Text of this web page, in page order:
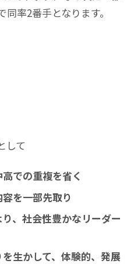
率2番手となります。
して
での重複を省く
を一部先取り
、社会性豊かなリーダー
生かして、体験的、発展